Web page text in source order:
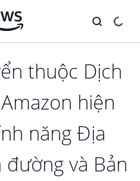
thuộc Dịch
hiện
năng Địa
đường và Bản